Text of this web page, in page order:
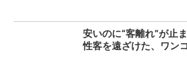
安いのに“客離れ”が止
性客を遠ざけた、ワン